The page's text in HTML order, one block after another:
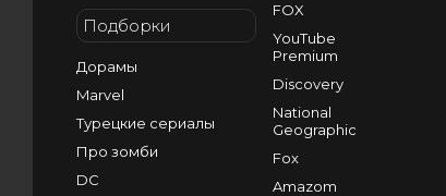
Подборки
Дорамы
Marvel
Турецкие сериалы
Про зомби
DC
FOX
YouTube
Premium
Discovery
National
Geographic
Fox
Amazom